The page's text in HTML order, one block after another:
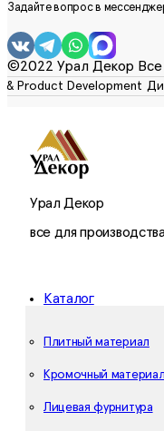
Задайте вопрос в
©2022 Урал Декор Все
Урал Декор
все для
Каталог
Плитный материал
Кромочный материал
Лицевая фурнитура